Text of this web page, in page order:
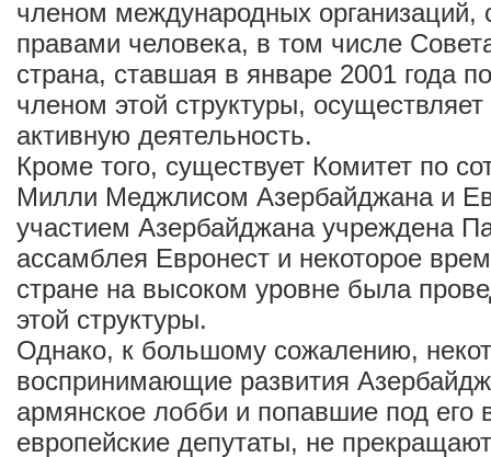
членом международных организаций,
правами человека, в том числе
страна, ставшая в январе 2001 года
членом этой структуры,
активную деятельность.
Кроме того, существует Комитет по
Милли Меджлисом Азербайджана и
участием Азербайджана учреждена
ассамблея Евронест и некоторое
стране на высоком уровне была
этой структуры.
Однако, к большому сожалению,
воспринимающие развития
армянское лобби и попавшие под его
европейские депутаты, не